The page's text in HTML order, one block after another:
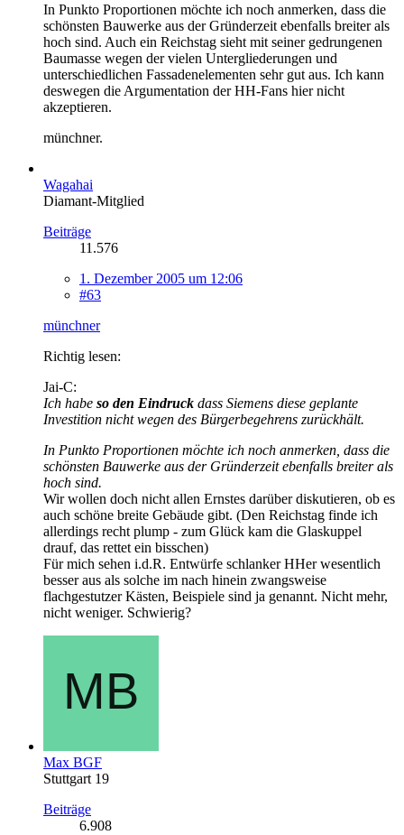
In Punkto Proportionen möchte ich noch anmerken, dass die
schönsten Bauwerke aus der Gründerzeit ebenfalls breiter als
hoch sind. Auch ein Reichstag sieht mit seiner gedrungenen
Baumasse wegen der vielen Untergliederungen und
unterschiedlichen Fassadenelementen sehr gut aus. Ich kann
deswegen die Argumentation der HH-Fans hier nicht
akzeptieren.
münchner.
Wagahai
Diamant-Mitglied
Beiträge
11.576
1. Dezember 2005 um 12:06
#63
münchner
Richtig lesen:
Jai-C:
Ich habe so den Eindruck dass Siemens diese geplante
Investition nicht wegen des Bürgerbegehrens zurückhält.
In Punkto Proportionen möchte ich noch anmerken, dass die
schönsten Bauwerke aus der Gründerzeit ebenfalls breiter als
hoch sind.
Wir wollen doch nicht allen Ernstes darüber diskutieren, ob es
auch schöne breite Gebäude gibt. (Den Reichstag finde ich
allerdings recht plump - zum Glück kam die Glaskuppel
drauf, das rettet ein bisschen)
Für mich sehen i.d.R. Entwürfe schlanker HHer wesentlich
besser aus als solche im nach hinein zwangsweise
flachgestutzer Kästen, Beispiele sind ja genannt. Nicht mehr,
nicht weniger. Schwierig?
Max BGF
Stuttgart 19
Beiträge
6.908